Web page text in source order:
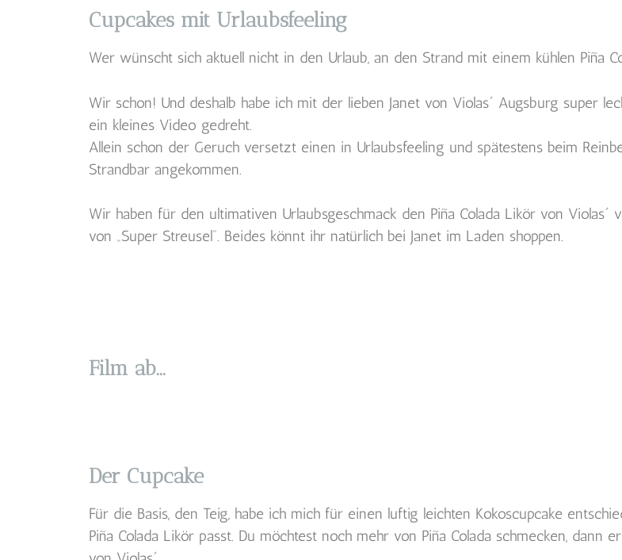
Cupcakes mit Urlaubsfeeling
Wer wünscht sich aktuell nicht in den Urlaub, an den Strand mit einem kühlen Piña
Wir schon! Und deshalb habe ich mit der lieben Janet von Violas´ Augsburg super
ein kleines Video gedreht.
Allein schon der Geruch versetzt einen in Urlaubsfeeling und spätestens beim
Strandbar angekommen.
Wir haben für den ultimativen Urlaubsgeschmack den Piña Colada Likör von
von „Super Streusel“. Beides könnt ihr natürlich bei Janet im Laden shoppen.
Film ab...
Der Cupcake
Für die Basis, den Teig, habe ich mich für einen luftig leichten Kokoscupcake
Piña Colada Likör passt. Du möchtest noch mehr von Piña Colada schmecken, dann